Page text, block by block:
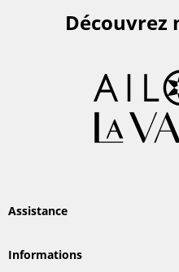
Découvrez
Assistance
Informations